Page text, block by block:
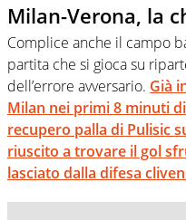
Milan-Verona, la
Complice anche il campo
partita che si gioca su
dell’errore avversario. Già
Milan nei primi 8 minuti
recupero palla di Pulisic
riuscito a trovare il gol
lasciato dalla difesa